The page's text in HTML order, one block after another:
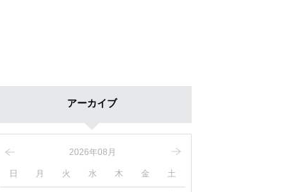
アーカイブ
2026年08月
日 月 火 水 木 金 土